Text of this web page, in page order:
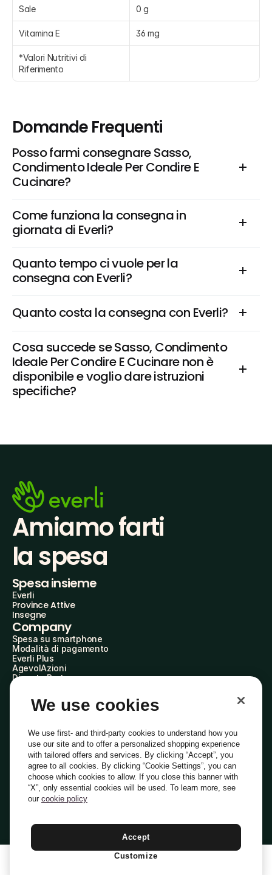
Sale 0 g
Vitamina E 36 mg
*Valori Nutritivi di
Riferimento
Domande Frequenti
Posso farmi consegnare Sasso,
Condimento Ideale Per Condire E
Cucinare?
Come funziona la consegna in
giornata di Everli?
Quanto tempo ci vuole per la
consegna con Everli?
Quanto costa la consegna con Everli?
Cosa succede se Sasso, Condimento
Ideale Per Condire E Cucinare non è
disponibile e voglio dare istruzioni
specifiche?
Amiamo farti
la spesa
Spesa insieme
Everli
Province Attive
Insegne
Company
Spesa su smartphone
Modalità di pagamento
Everli Plus
AgevolAzioni
Diventa Partner
Everli Shoppers
About Us
Everli News
Domande frequenti
Lavora con noi
Diventa Shopper
Investitori
PrivacyCookiePreferenze Cookie
Termini e CondizioniCodice Etico
Indirizzo PEC: everli@pec.it - indirizzo DPO: dpo@everli.com
Italiano
We use cookies
We use first- and third-party cookies to understand how you
use our site and to offer a personalized shopping experience
with tailored offers and services. By clicking “Accept”, you
agree to all cookies. By clicking “Cookie Settings”, you can
choose which cookies to allow. If you close this banner with
“X”, only essential cookies will be used. To learn more, see
our cookie policy
Accept
Customize